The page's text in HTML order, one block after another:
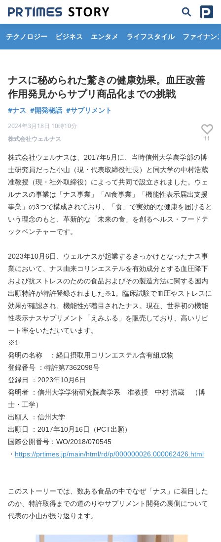
テクノロジー ビジネス エンタメ ライフスタイル ファイナン
ナスに秘められた驚きの健康効果。血圧改善
作用発見からサプリ商品化までの挑戦
#ナス #開発秘話 #サプリメント
2024年3月18日 10時10分
株式会社ウェルナス
11
株式会社ウェルナスは、2017年5月に、当時信州大学農学部の博
士研究員だった小山（現・代表取締役社長）と同大学の中村浩蔵
准教授（現・社外取締役）によって共同で設立されました。ウェ
ルナスの事業は「ナス事業」「AI食事業」「機能性表示届出支援
事業」の3つで構成されており、「食」で実効的な健康を届けると
いう理念のもと、革新的な「未来の食」を創るヘルス・フードテ
ックベンチャーです。
2023年10月6日、ウェルナスが起業するきっかけとなったナス事
業において、ナス由来コリンエステルを有効成分とする血圧降下
および抗ストレスのための食品およびその製造方法に関する国内
出願特許が特許登録されました※1。臨床試験で血圧やストレスに
効果が確認され、機能性が着目されたナス。現在、世界初の機能
性表示ナスサプリメント「えみふる」を販売しており、高いリピ
ート率をいただいています。
※1
発明の名称　：経口摂取用コリンエステル含有組成物
登録番号 ：特許第7362098号
登録日 ：2023年10月6日
発明者 ：信州大学学術研究院農学系　准教授　中村 浩蔵　（博
士・工学）
出願人 ：信州大学
出願日 ：2017年10月16日（PCT出願）
国際公開番号：WO/2018/070545
・ https://prtimes.jp/main/html/rd/p/000000026.000062426.html
このストーリーでは、数ある食品の中でなぜ「ナス」に着目した
のか、特許取得までの道のりやサプリメント開発の裏側について
代表の小山が振り返ります。